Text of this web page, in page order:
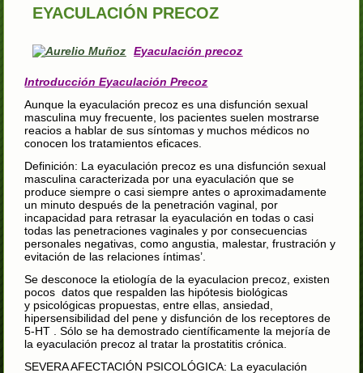
EYACULACIÓN PRECOZ
Eyaculación precoz
Introducción Eyaculación Precoz
Aunque la eyaculación precoz es una disfunción sexual
masculina muy frecuente, los pacientes suelen mostrarse
reacios a hablar de sus síntomas y muchos médicos no
conocen los tratamientos eficaces.
Definición: La eyaculación precoz es una disfunción sexual
masculina caracterizada por una eyaculación que se
produce siempre o casi siempre antes o aproximadamente
un minuto después de la penetración vaginal, por
incapacidad para retrasar la eyaculación en todas o casi
todas las penetraciones vaginales y por consecuencias
personales negativas, como angustia, malestar, frustración y
evitación de las relaciones íntimas’.
Se desconoce la etiología de la eyaculacion precoz, existen
pocos datos que respalden las hipótesis biológicas
y psicológicas propuestas, entre ellas, ansiedad,
hipersensibilidad del pene y disfunción de los receptores de
5‑HT . Sólo se ha demostrado científicamente la mejoría de
la eyaculación precoz al tratar la prostatitis crónica.
SEVERA AFECTACIÓN PSICOLÓGICA: La eyaculación